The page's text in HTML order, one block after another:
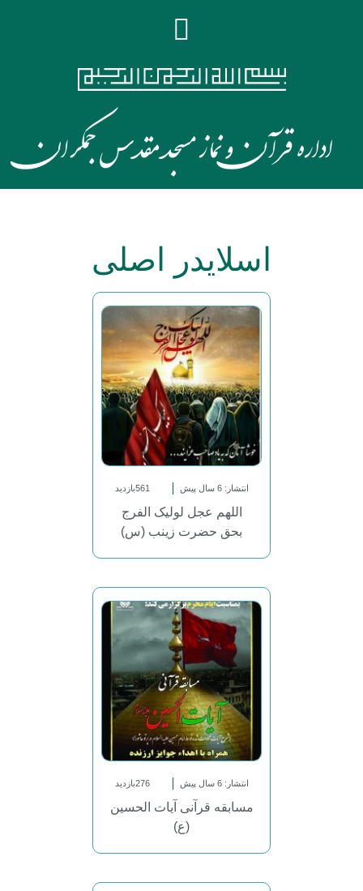
اسلایدر اصلی
انتشار: 6 سال پیش 561بازدید
اللهم عجل لولیک الفرج
بحق حضرت زینب (س)
انتشار: 6 سال پیش 276بازدید
مسابقه قرآنی آیات الحسین
(ع)